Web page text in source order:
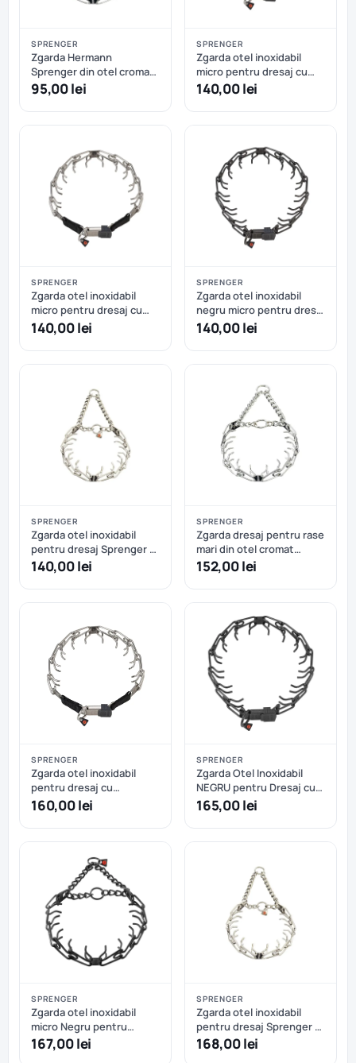
SPRENGER
Zgarda Hermann
Sprenger din otel cromat
pentru dresaj - 58 cm
95,00 lei
SPRENGER
Zgarda otel inoxidabil
micro pentru dresaj cu
eliberare rapida Hermann
Sprenger - 40 cm
140,00 lei
SPRENGER
Zgarda otel inoxidabil
micro pentru dresaj cu
eliberare rapida Sprenger
– 41 cm
140,00 lei
SPRENGER
Zgarda otel inoxidabil
negru micro pentru dresaj
cu eliberare rapida
Hermann Sprenger – 42
cm
140,00 lei
SPRENGER
Zgarda otel inoxidabil
pentru dresaj Sprenger -
41 cm - 2.25 mm
140,00 lei
SPRENGER
Zgarda dresaj pentru rase
mari din otel cromat
Hermann Sprenger - 63
152,00 lei
SPRENGER
Zgarda otel inoxidabil
pentru dresaj cu
catarama rapida Hermann
Sprenger - 52cm
160,00 lei
SPRENGER
Zgarda Otel Inoxidabil
NEGRU pentru Dresaj cu
Catarama Rapida
Hermann Sprenger 58 cm
165,00 lei
SPRENGER
Zgarda otel inoxidabil
micro Negru pentru
dresaj Hermann Sprenger
– 41 cm
167,00 lei
SPRENGER
Zgarda otel inoxidabil
pentru dresaj Sprenger -
58 cm - 3.2 mm
168,00 lei